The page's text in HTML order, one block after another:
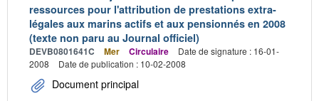
ressources pour l'attribution de prestations extra-
légales aux marins actifs et aux pensionnés en 2008
(texte non paru au Journal officiel)
DEVB0801641C Mer Circulaire
Date de signature : 16-01-
2008
Date de publication : 10-02-2008
Document principal